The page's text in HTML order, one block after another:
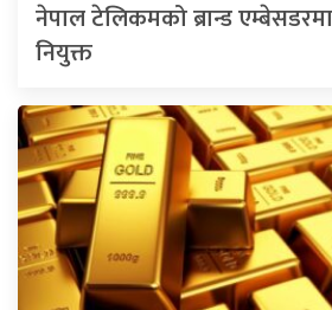
नेपाल टेलिकमको ब्रान्ड
नियुक्त